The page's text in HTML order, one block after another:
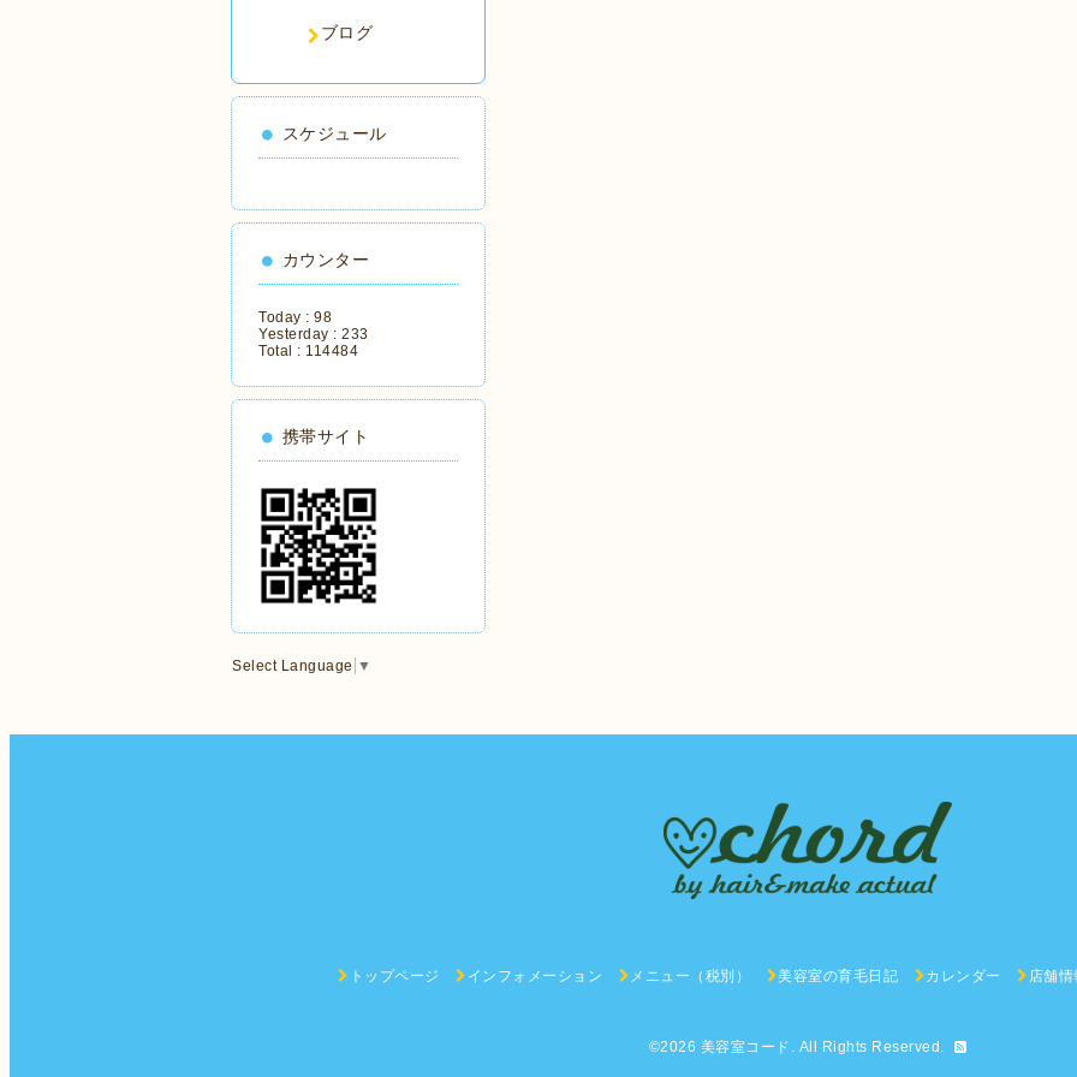
ブログ
スケジュール
カウンター
Today : 98
Yesterday : 233
Total : 114484
携帯サイト
Select Language ▼
トップページ インフォメーション メニュー（税別） 美容室の育毛日記 カレンダー 店舗情
©2026 美容室コード . All Rights Reserved.